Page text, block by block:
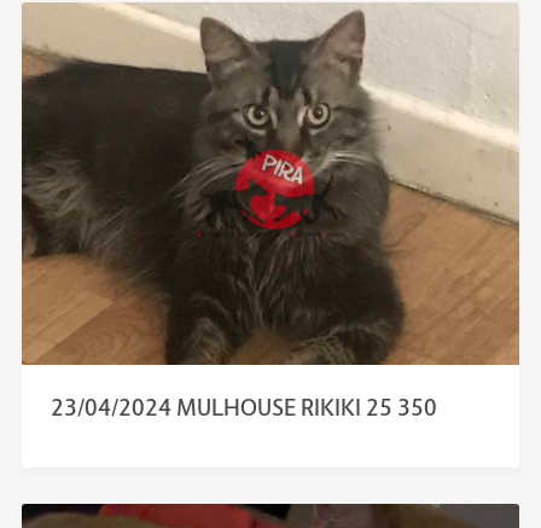
23/04/2024 MULHOUSE RIKIKI 25 350